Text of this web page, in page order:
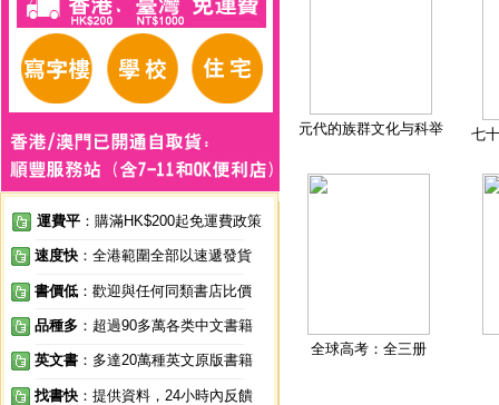
運費平 ：購滿HK$200起免運費政策
速度快 ：全港範圍全部以速遞發貨
書價低 ：歡迎與任何同類書店比價
品種多 ：超過90多萬各类中文書籍
英文書 ：多達20萬種英文原版書籍
找書快 ：提供資料，24小時內反饋
元代的族群文化与科举 七
全球高考：全三册